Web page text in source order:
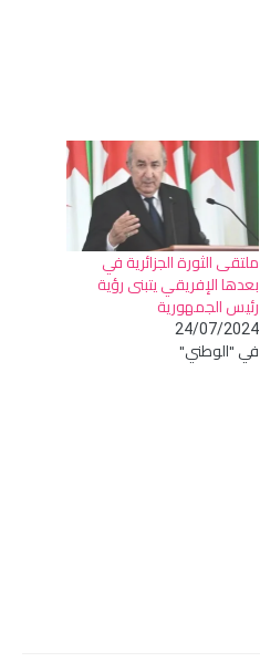
ملتقى الثورة الجزائرية في
بعدها الإفريقي يتبنى رؤية
رئيس الجمهورية
24/07/2024
في "الوطني"